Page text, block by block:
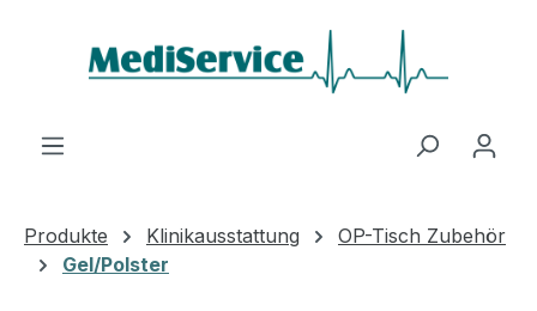
Produkte Klinikausstattung
OP-Tisch Zubehör
Gel/Polster